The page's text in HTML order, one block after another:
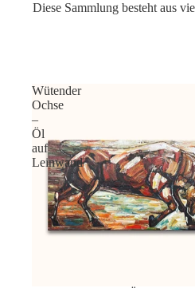
Diese Sammlung besteht aus
Wütender
Ochse
–
Öl
auf
Leinwand